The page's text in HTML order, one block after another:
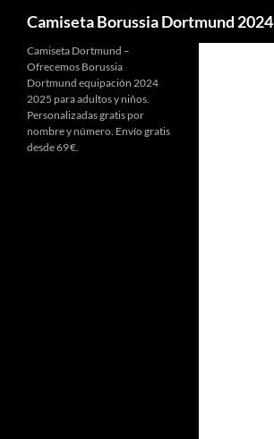
Camiseta Borussia Dortmund 2024
Camiseta Dortmund –
Ofrecemos Borussia
Dortmund equipación 2024
2025 para adultos y niños.
Personalizadas gratis por
nombre y número. Envío gratis
desde 69 €.